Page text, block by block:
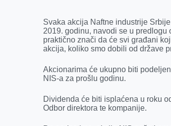
o
o
n
g
r
d
I
A
p
Svaka akcija Naftne industrije
2019. godinu, navodi se u
praktično znači da će svi građani
akcija, koliko smo dobili od države
Akcionarima će ukupno biti
NIS-a za prošlu godinu.
Dividenda će biti isplaćena u roku
Odbor direktora te kompanije.